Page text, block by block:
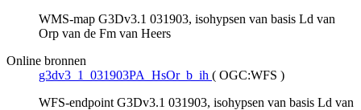
WMS-map G3Dv3.1 031903, isohypsen van basis Ld van
Orp van de Fm van Heers
Online bronnen
g3dv3_1_031903PA_HsOr_b_ih ( OGC:WFS )
WFS-endpoint G3Dv3.1 031903, isohypsen van basis Ld van